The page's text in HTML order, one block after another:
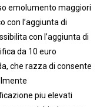
emolumento maggiori
con l’aggiunta di
con l’aggiunta di
da 10 euro
che razza di consente
piu elevati